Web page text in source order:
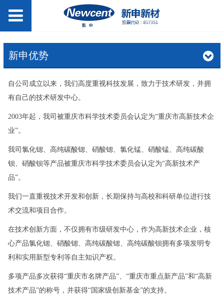
新申优势
自公司成立以来，我们高度重视科技发展，致力于技术研发，并拥
有自己的技术研发中心。
2003年起，我司被重庆市科学技术委员会认定为“重庆市高新技术企
业”。
我司氯化锶、高纯碳酸锶、硝酸锶、氯化锰、硝酸锰、高纯碳酸
钡、硝酸钡等产品被重庆市科学技术委员会认定为“高新技术产
品”。
我们一直重视技术开发和创新，长期保持与高校和科研单位进行技
术交流和项目合作。
在技术创新方面，不仅拥有市级研发中心，作为高新技术企业，核
心产品氯化锶、硝酸锶、高纯碳酸锶、高纯碳酸钡拥有多项发明专
利和实用新型专利等自主知识产权。
多项产品多次获得“重庆市名牌产品”、“重庆市重点新产品”和“高新
技术产品”的称号，并获得“国家级创新基金”的支持。